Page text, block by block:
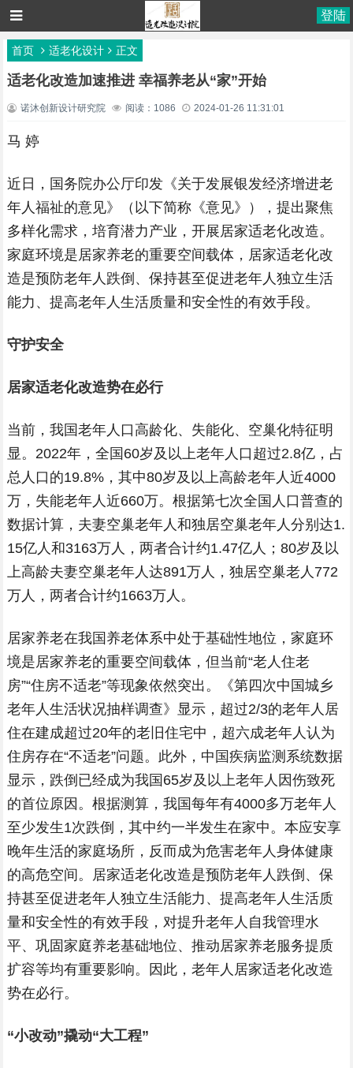
登陆
首页 适老化设计 正文
适老化改造加速推进 幸福养老从“家”开始
诺沐创新设计研究院 阅读：1086 2024-01-26 11:31:01
马 婷
近日，国务院办公厅印发《关于发展银发经济增进老
年人福祉的意见》（以下简称《意见》），提出聚焦
多样化需求，培育潜力产业，开展居家适老化改造。
家庭环境是居家养老的重要空间载体，居家适老化改
造是预防老年人跌倒、保持甚至促进老年人独立生活
能力、提高老年人生活质量和安全性的有效手段。
守护安全
居家适老化改造势在必行
当前，我国老年人口高龄化、失能化、空巢化特征明
显。2022年，全国60岁及以上老年人口超过2.8亿，占
总人口的19.8%，其中80岁及以上高龄老年人近4000
万，失能老年人近660万。根据第七次全国人口普查的
数据计算，夫妻空巢老年人和独居空巢老年人分别达1.
15亿人和3163万人，两者合计约1.47亿人；80岁及以
上高龄夫妻空巢老年人达891万人，独居空巢老人772
万人，两者合计约1663万人。
居家养老在我国养老体系中处于基础性地位，家庭环
境是居家养老的重要空间载体，但当前“老人住老
房”“住房不适老”等现象依然突出。《第四次中国城乡
老年人生活状况抽样调查》显示，超过2/3的老年人居
住在建成超过20年的老旧住宅中，超六成老年人认为
住房存在“不适老”问题。此外，中国疾病监测系统数据
显示，跌倒已经成为我国65岁及以上老年人因伤致死
的首位原因。根据测算，我国每年有4000多万老年人
至少发生1次跌倒，其中约一半发生在家中。本应安享
晚年生活的家庭场所，反而成为危害老年人身体健康
的高危空间。居家适老化改造是预防老年人跌倒、保
持甚至促进老年人独立生活能力、提高老年人生活质
量和安全性的有效手段，对提升老年人自我管理水
平、巩固家庭养老基础地位、推动居家养老服务提质
扩容等均有重要影响。因此，老年人居家适老化改造
势在必行。
“小改动”撬动“大工程”